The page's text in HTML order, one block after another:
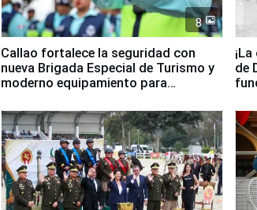
8
Callao fortalece la seguridad con
nueva Brigada Especial de Turismo y
moderno equipamiento para
de